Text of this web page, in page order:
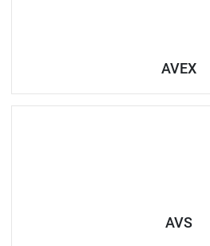
AVEX
AVS